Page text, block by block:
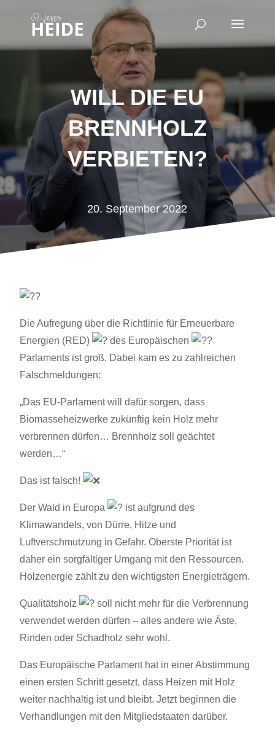
WILL DIE EU
BRENNHOLZ
VERBIETEN?
20. September 2022
Die Aufregung über die Richtlinie für Erneuerbare
Energien (RED)
des Europäischen
Parlaments ist groß. Dabei kam es zu zahlreichen
Falschmeldungen:
„Das EU-Parlament will dafür sorgen, dass
Biomasseheizwerke zukünftig kein Holz mehr
verbrennen dürfen… Brennholz soll geächtet
werden…“
Das ist falsch!
Der Wald in Europa
ist aufgrund des
Klimawandels, von Dürre, Hitze und
Luftverschmutzung in Gefahr. Oberste Priorität ist
daher ein sorgfältiger Umgang mit den Ressourcen.
Holzenergie zählt zu den wichtigsten Energieträgern.
Qualitätsholz
soll nicht mehr für die Verbrennung
verwendet werden dürfen – alles andere wie Äste,
Rinden oder Schadholz sehr wohl.
Das Europäische Parlament hat in einer Abstimmung
einen ersten Schritt gesetzt, dass Heizen mit Holz
weiter nachhaltig ist und bleibt. Jetzt beginnen die
Verhandlungen mit den Mitgliedstaaten darüber.